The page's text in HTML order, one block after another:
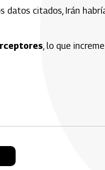
datos citados, Irán
, lo que